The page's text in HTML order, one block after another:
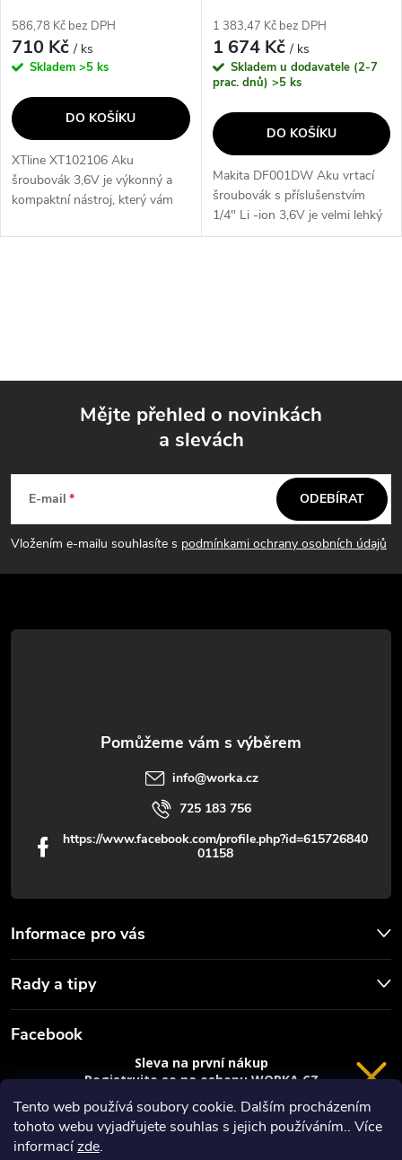
Tento web používá soubory cookie. Dalším procházením
tohoto webu vyjadřujete souhlas s jejich používáním.. Více
informacízde.
o
d
u
k
t
ů
o
d
u
k
t
586,78 Kč bez DPH
710 Kč/ ks
Skladem >5 ks
DO KOŠÍKU
XTline XT102106 Aku
šroubovák 3,6V je výkonný a
kompaktní nástroj, který vám
provádět šroubovací práce. S
1 383,47 Kč bez DPH
1 674 Kč/ ks
Skladem u dodavatele (2-7
prac. dnů) >5 ks
DO KOŠÍKU
Makita DF001DW Aku vrtací
šroubovák s příslušenstvím
1/4" Li -ion 3,6V je velmi lehký
a praktický vrtací šroubovák s
a
í
p
s
u
p
t
Mějte přehled o novinkách
a slevách
E-mail
Vložením e-mailu souhlasíte s podmínkami ochrany osobních údajů
ODEBÍRAT
Informace pro vás
Rady a tipy
info@worka.cz
725 183 756
https://www.facebook.com/profile.php?id=615726840
01158
Facebook
VRÁCENÍ 14 DNÍ
Sleva na první nákup
Registrujte se na eshopu WORKA.CZ
sleva 100 Kč* na nákup je Vaše.
Registrace